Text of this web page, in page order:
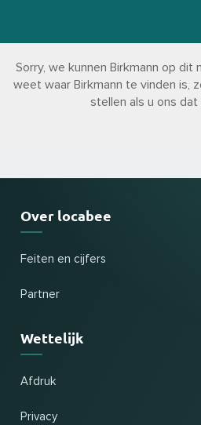
Sorry, we kunnen Birkmann op dit
weet waar Birkmann te vinden is,
stellen als u ons
Over locabee
Feiten en cijfers
Partner
Wettelijk
Afdruk
Privacy